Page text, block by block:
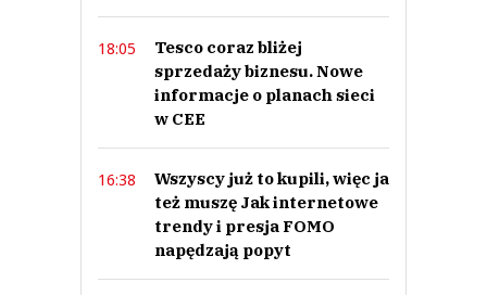
18:05
Tesco coraz bliżej
sprzedaży biznesu. Nowe
informacje o planach sieci
w CEE
16:38
Wszyscy już to kupili, więc ja
też muszę Jak internetowe
trendy i presja FOMO
napędzają popyt